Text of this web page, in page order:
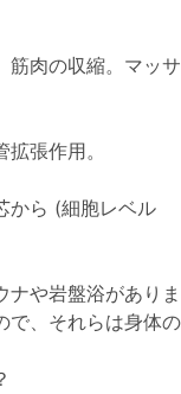
筋肉の収縮。マッサ
張作用。
から (細胞レベル
や岩盤浴がありま
で、それらは身体の